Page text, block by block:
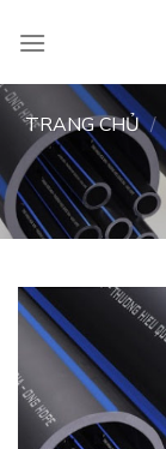
TRANG CHỦ /